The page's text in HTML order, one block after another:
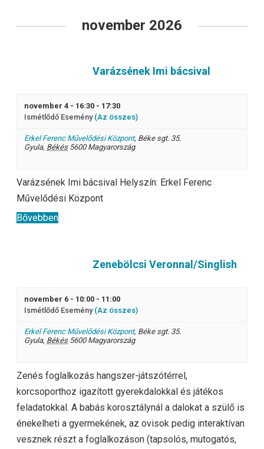
november 2026
Varázsének Imi bácsival
november 4 - 16:30 - 17:30
Ismétlődő Esemény (Az összes)
Erkel Ferenc Művelődési Központ, Béke sgt. 35.
Gyula, Békés 5600 Magyarország
Varázsének Imi bácsival Helyszín: Erkel Ferenc
Művelődési Központ
Bővebben
Zenebölcsi Veronnal/Singlish
november 6 - 10:00 - 11:00
Ismétlődő Esemény (Az összes)
Erkel Ferenc Művelődési Központ, Béke sgt. 35.
Gyula, Békés 5600 Magyarország
Zenés foglalkozás hangszer-játszótérrel,
korcsoporthoz igazított gyerekdalokkal és játékos
feladatokkal. A babás korosztálynál a dalokat a szülő is
énekelheti a gyermekének, az ovisok pedig interaktívan
vesznek részt a foglalkozáson (tapsolós, mutogatós,